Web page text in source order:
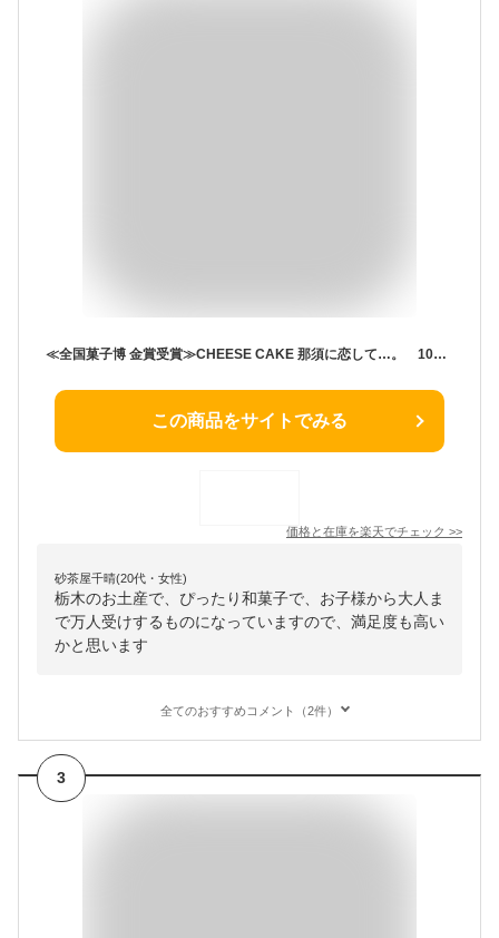
≪全国菓子博 金賞受賞≫CHEESE CAKE 那須に恋して…。 10個入 お取り寄せ スイーツ 栃木 お土産 那須塩原
この商品をサイトでみる
価格と在庫を楽天でチェック >>
砂茶屋千晴(20代・女性)
栃木のお土産で、ぴったり和菓子で、お子様から大人ま
で万人受けするものになっていますので、満足度も高い
かと思います
全てのおすすめコメント（2件）
3